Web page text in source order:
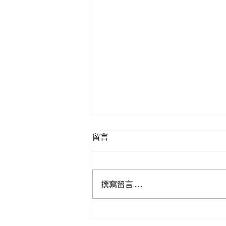
留言
撰寫留言......